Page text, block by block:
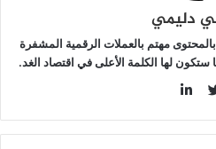
دليمي
مهتم بالعملات الرقمية المشفرة
ستكون لها الكلمة الأعلى في اقتصاد الغد.